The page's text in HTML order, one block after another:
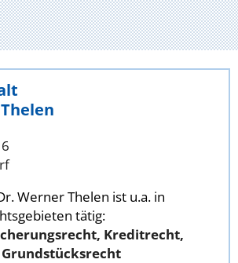
Werner Thelen ist u.a. in
tätig:
Kreditrecht,
Grundstücksrecht